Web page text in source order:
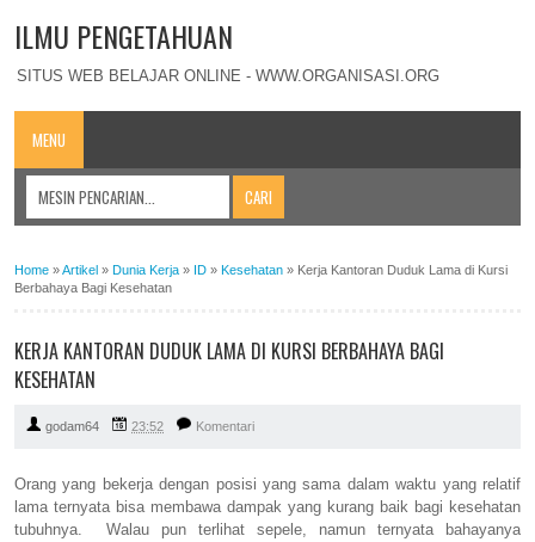
ILMU PENGETAHUAN
SITUS WEB BELAJAR ONLINE - WWW.ORGANISASI.ORG
MENU
Home »Artikel » Dunia Kerja » ID » Kesehatan » Kerja Kantoran Duduk Lama di Kursi
Berbahaya Bagi Kesehatan
KERJA KANTORAN DUDUK LAMA DI KURSI BERBAHAYA BAGI
KESEHATAN
godam64 23:52 Komentari
Orang yang bekerja dengan posisi yang sama dalam waktu yang relatif
lama ternyata bisa membawa dampak yang kurang baik bagi kesehatan
tubuhnya. Walau pun terlihat sepele, namun ternyata bahayanya